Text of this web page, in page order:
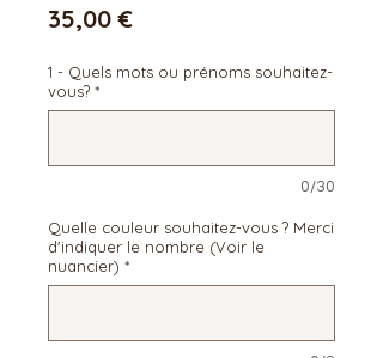
35,00 €Prix
1 - Quels mots ou prénoms souhaitez-
vous? *
0/30
Quelle couleur souhaitez-vous ? Merci
d'indiquer le nombre (Voir le
nuancier) *